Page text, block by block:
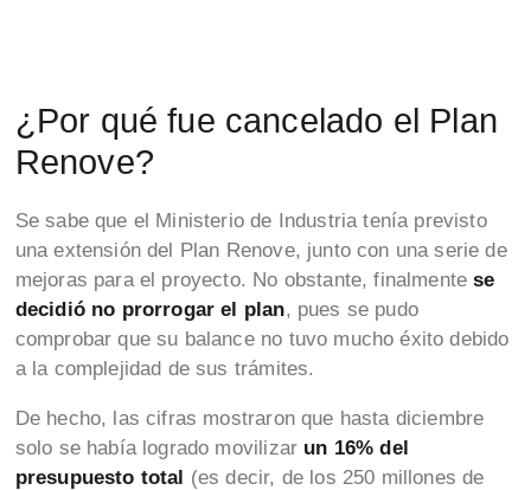
¿Por qué fue cancelado el Plan
Renove?
Se sabe que el Ministerio de Industria tenía previsto
una extensión del Plan Renove, junto con una serie de
mejoras para el proyecto. No obstante, finalmente se
decidió no prorrogar el plan, pues se pudo
comprobar que su balance no tuvo mucho éxito debido
a la complejidad de sus trámites.
De hecho, las cifras mostraron que hasta diciembre
solo se había logrado movilizar un 16% del
presupuesto total (es decir, de los 250 millones de